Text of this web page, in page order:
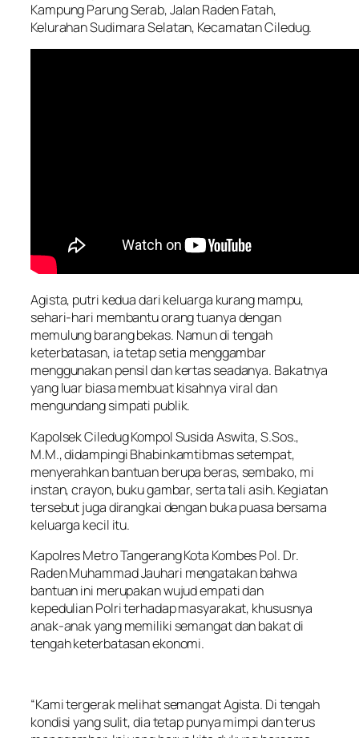
Kampung Parung Serab, Jalan Raden Fatah,
Kelurahan Sudimara Selatan, Kecamatan Ciledug.
Agista, putri kedua dari keluarga kurang mampu,
sehari-hari membantu orang tuanya dengan
memulung barang bekas. Namun di tengah
keterbatasan, ia tetap setia menggambar
menggunakan pensil dan kertas seadanya. Bakatnya
yang luar biasa membuat kisahnya viral dan
mengundang simpati publik.
Kapolsek Ciledug Kompol Susida Aswita, S.Sos.,
M.M., didampingi Bhabinkamtibmas setempat,
menyerahkan bantuan berupa beras, sembako, mi
instan, crayon, buku gambar, serta tali asih. Kegiatan
tersebut juga dirangkai dengan buka puasa bersama
keluarga kecil itu.
Kapolres Metro Tangerang Kota Kombes Pol. Dr.
Raden Muhammad Jauhari mengatakan bahwa
bantuan ini merupakan wujud empati dan
kepedulian Polri terhadap masyarakat, khususnya
anak-anak yang memiliki semangat dan bakat di
tengah keterbatasan ekonomi.
“Kami tergerak melihat semangat Agista. Di tengah
kondisi yang sulit, dia tetap punya mimpi dan terus